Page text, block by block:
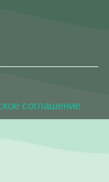
соглашение